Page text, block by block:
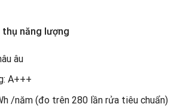
năng lượng
âu
A+++
/năm (đo trên 280 lần rửa tiêu chuẩn)